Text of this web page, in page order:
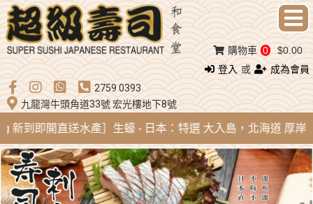
登入 或
成為會員
2759 0393
九龍灣牛頭角道33號 宏光樓地下8號
購物車 0 $0.00
新到即開直送水產］生蠔 - 日本：特選 大入島，北海道 厚岸